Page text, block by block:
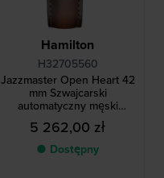
Hamilton
H32705560
Jazzmaster Open Heart 42
mm Szwajcarski
automatyczny męski
zegarek
5 262,00 zł
● Dostępny